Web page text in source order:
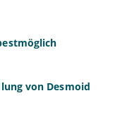
von Desmoid